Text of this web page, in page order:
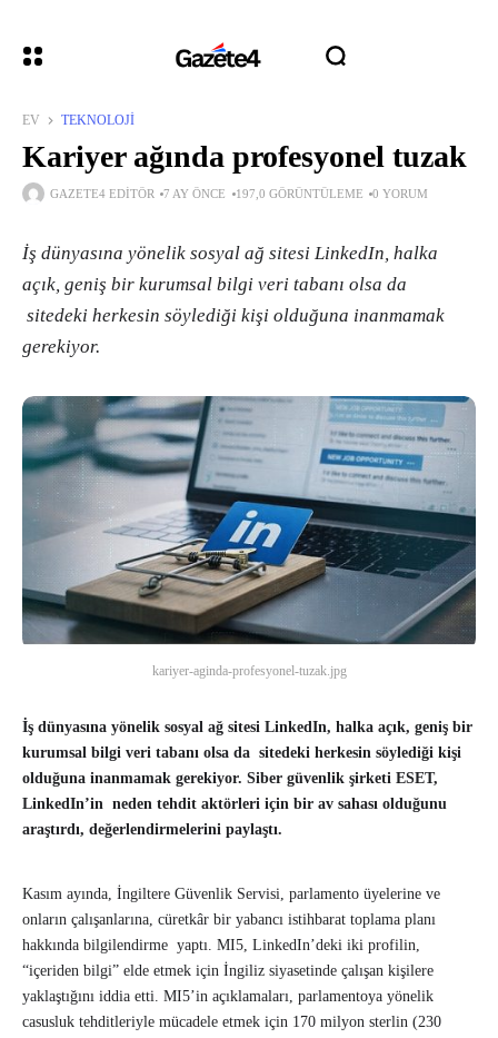
EV TEKNOLOJI
Kariyer ağında profesyonel tuzak
GAZETE4 EDITÖR 7 AY ÖNCE 197,0 GÖRÜNTÜLEME 0 YORUM
İş dünyasına yönelik sosyal ağ sitesi LinkedIn, halka
açık, geniş bir kurumsal bilgi veri tabanı olsa da
sitedeki herkesin söylediği kişi olduğuna inanmamak
gerekiyor.
kariyer-aginda-profesyonel-tuzak.jpg
İş dünyasına yönelik sosyal ağ sitesi LinkedIn, halka açık, geniş bir
kurumsal bilgi veri tabanı olsa da sitedeki herkesin söylediği kişi
olduğuna inanmamak gerekiyor. Siber güvenlik şirketi ESET,
LinkedIn’in neden tehdit aktörleri için bir av sahası olduğunu
araştırdı, değerlendirmelerini paylaştı.
Kasım ayında, İngiltere Güvenlik Servisi, parlamento üyelerine ve
onların çalışanlarına, cüretkâr bir yabancı istihbarat toplama planı
hakkında bilgilendirme yaptı. MI5, LinkedIn’deki iki profilin,
“içeriden bilgi” elde etmek için İngiliz siyasetinde çalışan kişilere
yaklaştığını iddia etti. MI5’in açıklamaları, parlamentoya yönelik
casusluk tehditleriyle mücadele etmek için 170 milyon sterlin (230